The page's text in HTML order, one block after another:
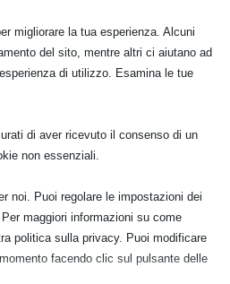
vendita:€ 600,00
migliorare la tua esperienza. Alcuni
del sito, mentre altri ci aiutano ad
di utilizzo. Esamina le tue
di aver ricevuto il consenso di un
non essenziali.
noi. Puoi regolare le impostazioni dei
maggiori informazioni su come
politica sulla privacy. Puoi modificare
facendo clic sul pulsante delle